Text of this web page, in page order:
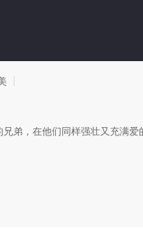
弟，在他们同样强壮又充满